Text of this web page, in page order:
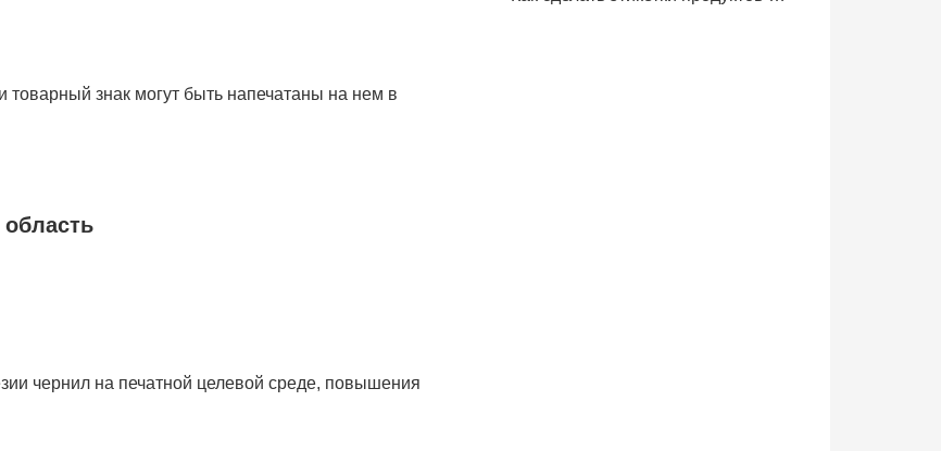
знак могут быть напечатаны на нем в
чернил на печатной целевой среде, повышения